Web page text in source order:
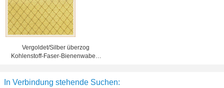
Vergoldet/Silber überzog
Kohlenstoff-Faser-Bienenwaben-
In Verbindung stehende Suchen: